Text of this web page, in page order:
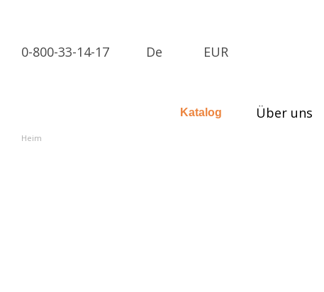
0-800-33-14-17 De EUR
Katalog Über uns
Heim